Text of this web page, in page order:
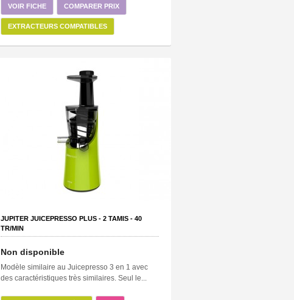
VOIR FICHE COMPARER PRIX
EXTRACTEURS COMPATIBLES
JUPITER JUICEPRESSO PLUS - 2 TAMIS - 40
TR/MIN
Non disponible
Modèle similaire au Juicepresso 3 en 1 avec
des caractéristiques très similaires. Seul le...